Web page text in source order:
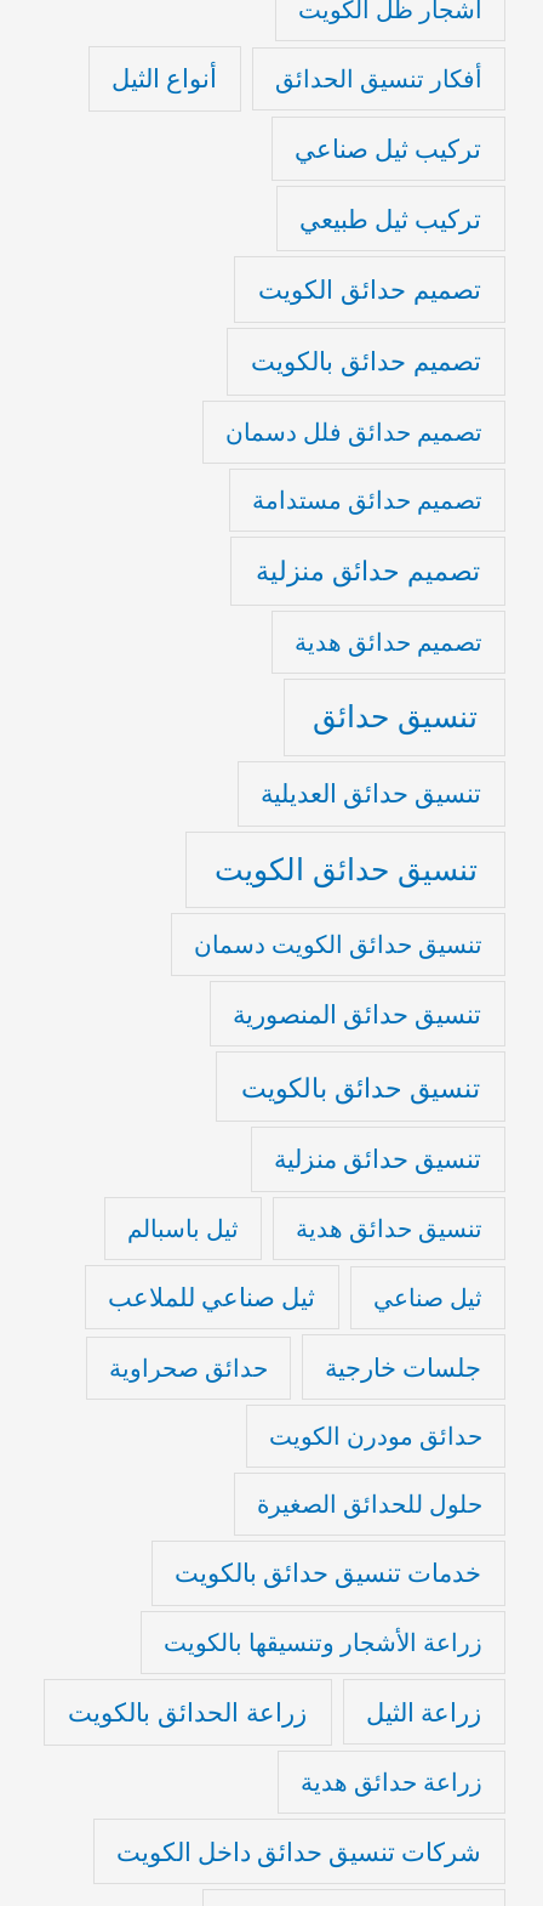
أشجار ظل الكويت
أفكار تنسيق الحدائق أنواع الثيل
تركيب ثيل صناعي
تركيب ثيل طبيعي
تصميم حدائق الكويت
تصميم حدائق بالكويت
تصميم حدائق فلل دسمان
تصميم حدائق مستدامة
تصميم حدائق منزلية
تصميم حدائق هدية
تنسيق حدائق
تنسيق حدائق العديلية
تنسيق حدائق الكويت
تنسيق حدائق الكويت دسمان
تنسيق حدائق المنصورية
تنسيق حدائق بالكويت
تنسيق حدائق منزلية
تنسيق حدائق هدية ثيل باسبالم
ثيل صناعي ثيل صناعي للملاعب
جلسات خارجية حدائق صحراوية
حدائق مودرن الكويت
حلول للحدائق الصغيرة
خدمات تنسيق حدائق بالكويت
زراعة الأشجار وتنسيقها بالكويت
زراعة الثيل زراعة الحدائق بالكويت
زراعة حدائق هدية
شركات تنسيق حدائق داخل الكويت